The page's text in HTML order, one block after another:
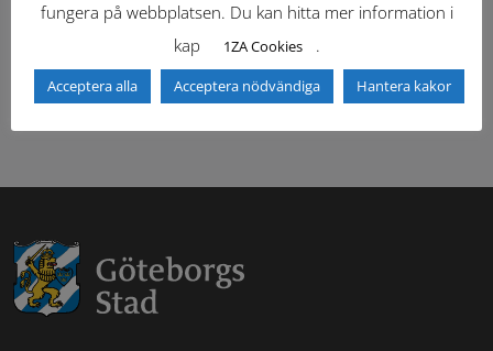
Tidigare versioner Nyheter
Säkerhetsordningen
fungera på webbplatsen. Du kan hitta mer information i
kap
1ZA Cookies .
Acceptera alla Acceptera nödvändiga Hantera kakor